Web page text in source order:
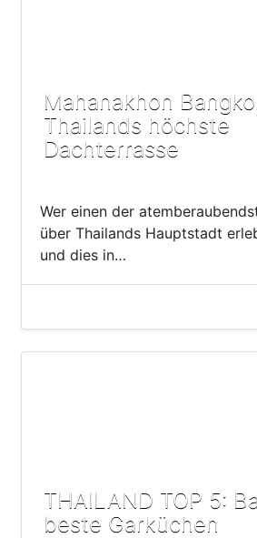
Mahanakhon
Thailands höchste
Dachterrasse
Wer einen der
über Thailands Hauptstadt
und dies in…
THAILAND TOP 5:
beste Garküchen